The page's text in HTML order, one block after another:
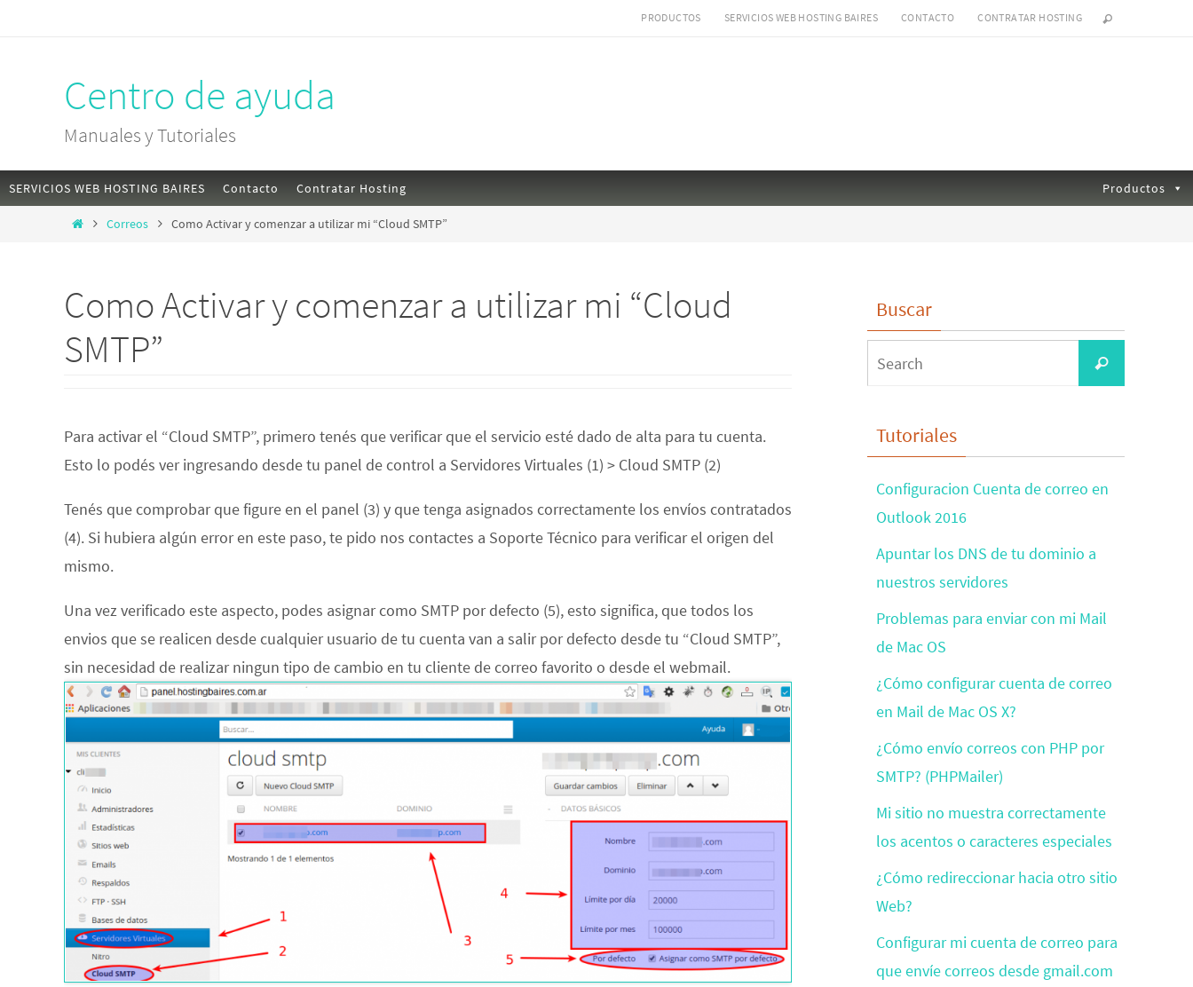
PRODUCTOS SERVICIOS WEB HOSTING BAIRES CONTACTO CONTRATAR HOSTING
Centro de ayuda
Manuales y Tutoriales
to
Productos
SERVICIOS WEB HOSTING BAIRES Contacto Contratar Hosting
HomeCorreos Como Activar y comenzar a utilizar mi “Cloud SMTP”
Como Activar y comenzar a utilizar mi “Cloud
SMTP”
Para activar el “Cloud SMTP”, primero tenés que verificar que el servicio esté dado de alta para tu cuenta.
Esto lo podés ver ingresando desde tu panel de control a Servidores Virtuales (1) > Cloud SMTP (2)
Tenés que comprobar que figure en el panel (3) y que tenga asignados correctamente los envíos contratados
(4). Si hubiera algún error en este paso, te pido nos contactes a Soporte Técnico para verificar el origen del
mismo.
Una vez verificado este aspecto, podes asignar como SMTP por defecto (5), esto significa, que todos los
envios que se realicen desde cualquier usuario de tu cuenta van a salir por defecto desde tu “Cloud SMTP”,
sin necesidad de realizar ningun tipo de cambio en tu cliente de correo favorito o desde el webmail.
Buscar
for:
Search
Tutoriales
Configuracion Cuenta de correo en
Outlook 2016
Apuntar los DNS de tu dominio a
nuestros servidores
Problemas para enviar con mi Mail
de Mac OS
¿Cómo configurar cuenta de correo
en Mail de Mac OS X?
¿Cómo envío correos con PHP por
SMTP? (PHPMailer)
Mi sitio no muestra correctamente
los acentos o caracteres especiales
¿Cómo redireccionar hacia otro sitio
Web?
Configurar mi cuenta de correo para
que envíe correos desde gmail.com